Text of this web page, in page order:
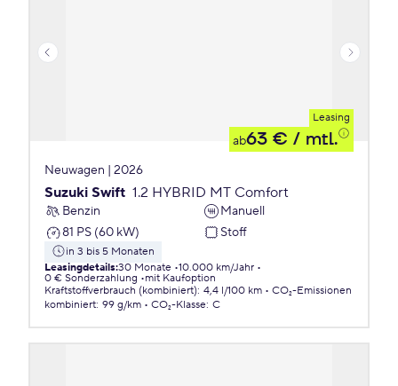
Leasing
ab63 € / mtl.
Neuwagen | 2026
Suzuki Swift 1.2 HYBRID MT Comfort
Benzin
Manuell
81 PS (60 kW)
Stoff
in 3 bis 5 Monaten
Leasingdetails:30 Monate 10.000 km/Jahr
0 € Sonderzahlung
mit Kaufoption
Kraftstoffverbrauch (kombiniert): 4,4 l/100 km
CO₂-Emissionen
kombiniert: 99 g/km CO₂-Klasse: C